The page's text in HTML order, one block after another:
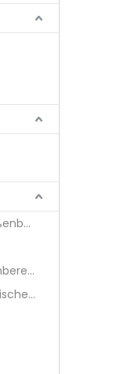
Sofagarnitur für den Außenbereich
Kaffeeset für den Außenbereich
Sitzgelegenheiten und Tische im Freien